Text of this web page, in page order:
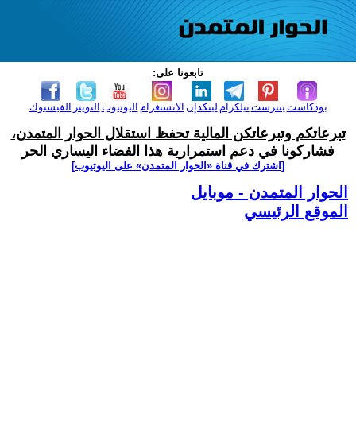
تابعونا على:
الفيسبوك التويتر اليوتيوب الانستغرام لينكدإن تيلكرامبنترست بودكاست
تبرعاتكم وتبرعاتكن المالية تحفظ استقلال الحوار المتمدن،
فشاركونا في دعم استمرارية هذا الفضاء اليساري الحر
[اشترك في قناة ‫«الحوار المتمدن» على اليوتيوب]
الحوار المتمدن - موبايل
الموقع الرئيسي